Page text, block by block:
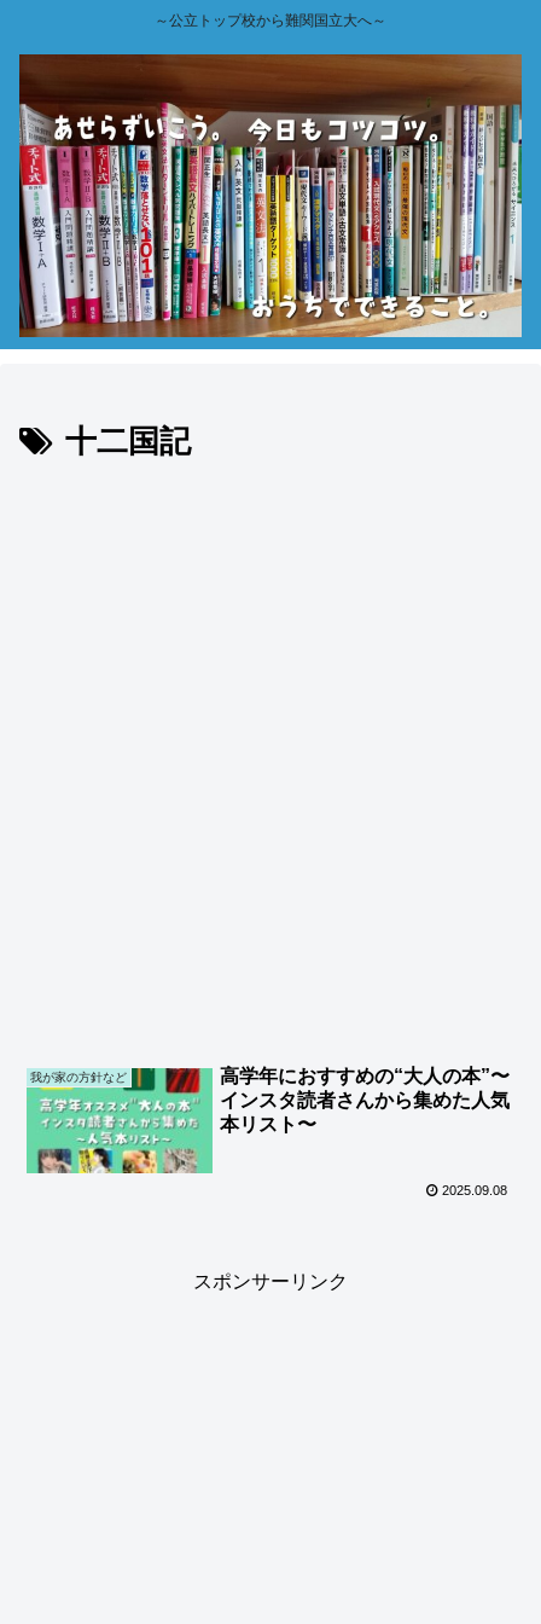
～公立トップ校から難関国立大へ～
十二国記
我が家の方針など
高学年におすすめの“大人の本”〜
インスタ読者さんから集めた人気
本リスト〜
2025.09.08
スポンサーリンク